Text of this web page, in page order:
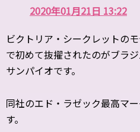
2020年01月21日 13:22
ビクトリア・シークレットの
で初めて抜擢されたのがブラ
サンパイオです。
同社のエド・ラゼック最高マ
す。